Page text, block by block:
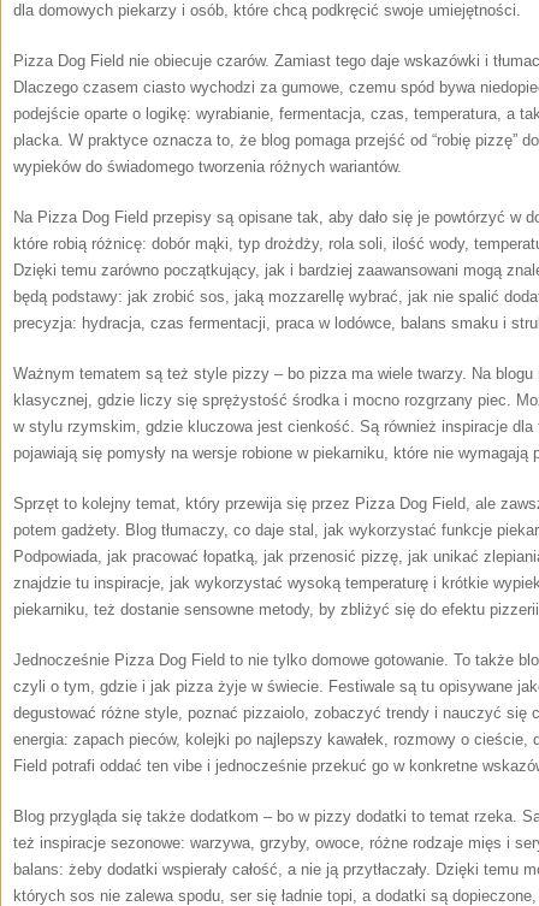
dla domowych piekarzy i osób, które chcą podkręcić swoje umiejętności.
Pizza Dog Field nie obiecuje czarów. Zamiast tego daje wskazówki i
Dlaczego czasem ciasto wychodzi za gumowe, czemu spód bywa
podejście oparte o logikę: wyrabianie, fermentacja, czas, temperatura, a
placka. W praktyce oznacza to, że blog pomaga przejść od “robię pizzę”
wypieków do świadomego tworzenia różnych wariantów.
Na Pizza Dog Field przepisy są opisane tak, aby dało się je powtórzyć w
które robią różnicę: dobór mąki, typ drożdży, rola soli, ilość wody,
Dzięki temu zarówno początkujący, jak i bardziej zaawansowani mogą
będą podstawy: jak zrobić sos, jaką mozzarellę wybrać, jak nie spalić
precyzja: hydracja, czas fermentacji, praca w lodówce, balans smaku i
Ważnym tematem są też style pizzy – bo pizza ma wiele twarzy. Na
klasycznej, gdzie liczy się sprężystość środka i mocno rozgrzany piec.
w stylu rzymskim, gdzie kluczowa jest cienkość. Są również inspiracje
pojawiają się pomysły na wersje robione w piekarniku, które nie wymagają
Sprzęt to kolejny temat, który przewija się przez Pizza Dog Field, ale
potem gadżety. Blog tłumaczy, co daje stal, jak wykorzystać funkcje
Podpowiada, jak pracować łopatką, jak przenosić pizzę, jak unikać
znajdzie tu inspiracje, jak wykorzystać wysoką temperaturę i krótkie
piekarniku, też dostanie sensowne metody, by zbliżyć się do efektu
Jednocześnie Pizza Dog Field to nie tylko domowe gotowanie. To także
czyli o tym, gdzie i jak pizza żyje w świecie. Festiwale są tu opisywane
degustować różne style, poznać pizzaiolo, zobaczyć trendy i nauczyć się
energia: zapach pieców, kolejki po najlepszy kawałek, rozmowy o
Field potrafi oddać ten vibe i jednocześnie przekuć go w konkretne
Blog przygląda się także dodatkom – bo w pizzy dodatki to temat rzeka.
też inspiracje sezonowe: warzywa, grzyby, owoce, różne rodzaje mięs i
balans: żeby dodatki wspierały całość, a nie ją przytłaczały. Dzięki temu
których sos nie zalewa spodu, ser się ładnie topi, a dodatki są